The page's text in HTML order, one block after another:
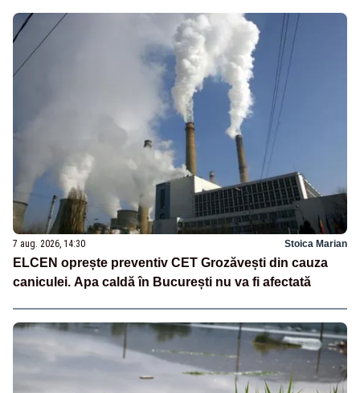
7 aug. 2026, 14:30 Stoica Marian
ELCEN oprește preventiv CET Grozăvești din cauza
caniculei. Apa caldă în București nu va fi afectată